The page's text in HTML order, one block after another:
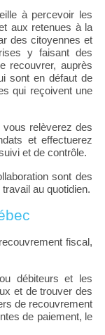
à percevoir les
aux retenues à la
des citoyennes et
y faisant des
recouvrer, auprès
sont en défaut de
qui reçoivent une
vous relèverez des
et effectuerez
et de contrôle.
sont des
au quotidien.
fiscal,
débiteurs et les
et de trouver des
de recouvrement
de paiement, le